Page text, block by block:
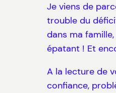
Je viens de
trouble du
dans ma
épatant ! Et
A la lecture de
confiance,